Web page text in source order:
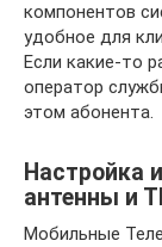
компонентов
удобное для
Если какие-то
оператор
этом абонента.
Настройка
антенны и
Мобильные